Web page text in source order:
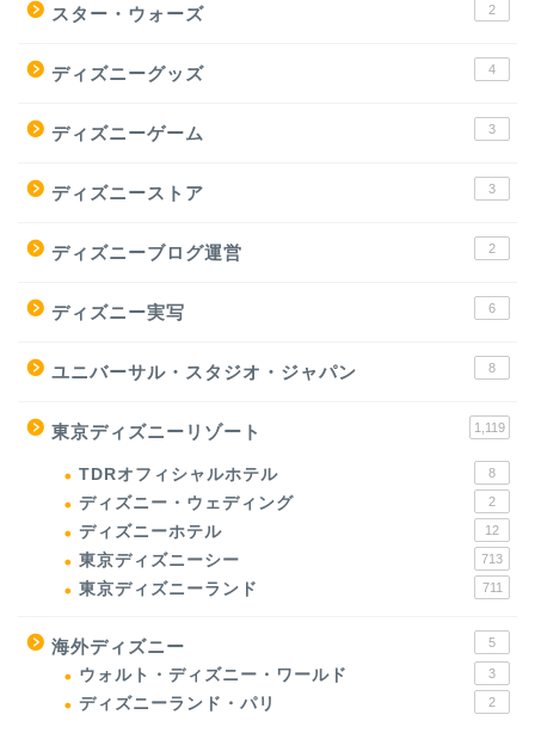
スター・ウォーズ 2
ディズニーグッズ 4
ディズニーゲーム 3
ディズニーストア 3
ディズニーブログ運営 2
ディズニー実写 6
ユニバーサル・スタジオ・ジャパン 8
東京ディズニーリゾート 1,119
TDRオフィシャルホテル 8
ディズニー・ウェディング 2
ディズニーホテル 12
東京ディズニーシー 713
東京ディズニーランド 711
海外ディズニー 5
ウォルト・ディズニー・ワールド 3
ディズニーランド・パリ 2